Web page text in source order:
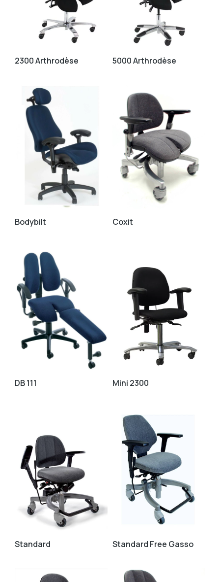
2300 Arthrodèse 5000 Arthrodèse
Bodybilt Coxit
DB 111 Mini 2300
Standard Standard Free Gasso